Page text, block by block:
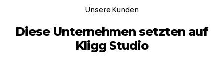
Unsere Kunden
Diese Unternehmen setzten auf
Kligg Studio